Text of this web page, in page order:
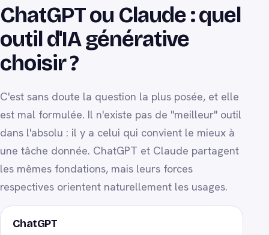
ChatGPT ou Claude : quel
outil d'IA générative
choisir ?
C'est sans doute la question la plus posée, et elle
est mal formulée. Il n'existe pas de "meilleur" outil
dans l'absolu : il y a celui qui convient le mieux à
une tâche donnée. ChatGPT et Claude partagent
les mêmes fondations, mais leurs forces
respectives orientent naturellement les usages.
ChatGPT